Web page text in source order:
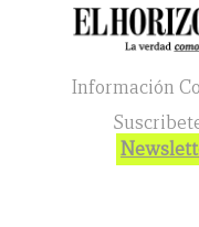
Información